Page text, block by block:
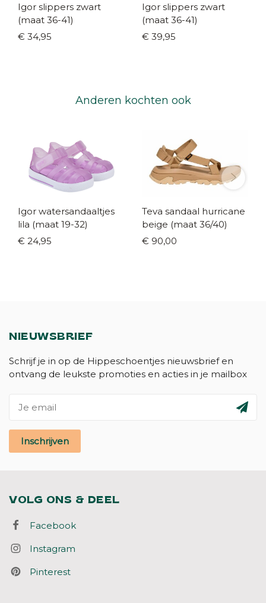
Igor slippers zwart
(maat 36-41)
€ 34,95
Igor slippers zwart
(maat 36-41)
€ 39,95
Anderen kochten ook
Igor watersandaaltjes
lila (maat 19-32)
€ 24,95
Teva sandaal hurricane
beige (maat 36/40)
€ 90,00
NIEUWSBRIEF
Schrijf je in op de Hippeschoentjes nieuwsbrief en
ontvang de leukste promoties en acties in je mailbox
Inschrijven
VOLG ONS & DEEL
Facebook
Instagram
Pinterest